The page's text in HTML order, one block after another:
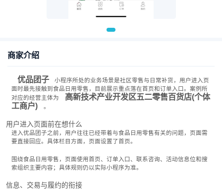
商家介绍
优品团子
小程序所处的业务场景是社区零售与日常补货，用户进入页
面时最先接触到食品日用零售，目前展示重点落在首页和订单入口。案例所
对应的经营主体为
高新技术产业开发区五二零售百货店(个体
工商户)
。
用户进入页面前在想什么
进入优品团子之前，用户往往已经带着与食品日用零售有关的问题，页面需
要直接回应。具体栏目方面，页面设置了首页。
围绕食品日用零售，页面使用首页、订单入口、联系咨询、活动信息位和搜
索组织主要内容；具体规则仍以实际小程序为准。
信息、交易与履约的衔接